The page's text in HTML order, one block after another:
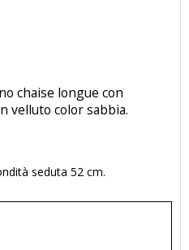
chaise longue con
velluto color sabbia.
seduta 52 cm.